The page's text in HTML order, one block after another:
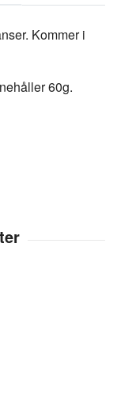
Kommer i
60g.